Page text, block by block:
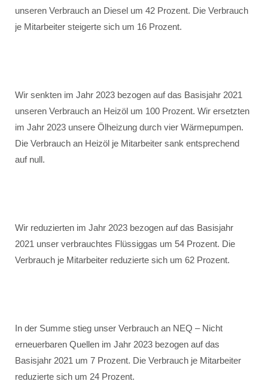
unseren Verbrauch an Diesel um 42 Prozent. Die Verbrauch
je Mitarbeiter steigerte sich um 16 Prozent.
Wir senkten im Jahr 2023 bezogen auf das Basisjahr 2021
unseren Verbrauch an Heizöl um 100 Prozent. Wir ersetzten
im Jahr 2023 unsere Ölheizung durch vier Wärmepumpen.
Die Verbrauch an Heizöl je Mitarbeiter sank entsprechend
auf null.
Wir reduzierten im Jahr 2023 bezogen auf das Basisjahr
2021 unser verbrauchtes Flüssiggas um 54 Prozent. Die
Verbrauch je Mitarbeiter reduzierte sich um 62 Prozent.
In der Summe stieg unser Verbrauch an NEQ – Nicht
erneuerbaren Quellen im Jahr 2023 bezogen auf das
Basisjahr 2021 um 7 Prozent. Die Verbrauch je Mitarbeiter
reduzierte sich um 24 Prozent.